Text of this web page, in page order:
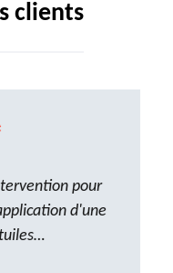
clients
pour
d'une